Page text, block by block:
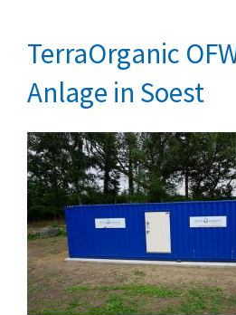
TerraOrganic
Anlage in Soest